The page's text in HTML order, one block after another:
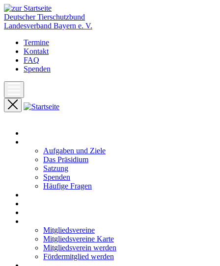
Deutscher Tierschutzbund
Landesverband Bayern e. V.
Termine
Kontakt
FAQ
Spenden
Aufgaben und Ziele
Das Präsidium
Satzung
Spenden
Häufige Fragen
Mitgliedsvereine
Mitgliedsvereine Karte
Mitgliedsverein werden
Fördermitglied werden